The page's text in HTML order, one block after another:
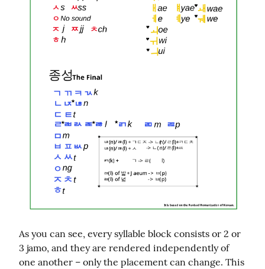
As you can see, every syllable block consists or 2 or
3 jamo, and they are rendered independently of
one another – only the placement can change. This